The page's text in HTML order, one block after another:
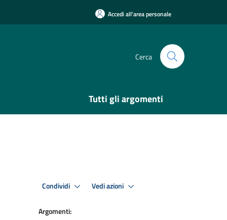
Accedi all'area personale
Cerca
Tutti gli argomenti
Condividi Vedi azioni
Argomenti: